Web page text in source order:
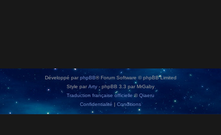
Développé par phpBB® Forum Software © phpBB Limited
Style parArty - phpBB 3.3 par MrGaby
Traduction française officielle ©Qiaeru
Confidentialité | Conditions